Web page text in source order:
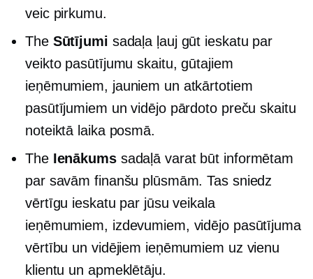
veic pirkumu.
The Sūtījumi sadaļa ļauj gūt ieskatu par
veikto pasūtījumu skaitu, gūtajiem
ieņēmumiem, jauniem un atkārtotiem
pasūtījumiem un vidējo pārdoto preču skaitu
noteiktā laika posmā.
The Ienākumssadaļā varat būt informētam
par savām finanšu plūsmām. Tas sniedz
vērtīgu ieskatu par jūsu veikala
ieņēmumiem, izdevumiem, vidējo pasūtījuma
vērtību un vidējiem ieņēmumiem uz vienu
klientu un apmeklētāju.